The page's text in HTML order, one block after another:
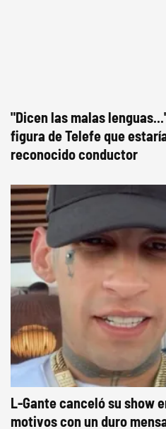
"Dicen las malas
figura de Telefe que
reconocido conductor
L-Gante canceló su show
motivos con un duro